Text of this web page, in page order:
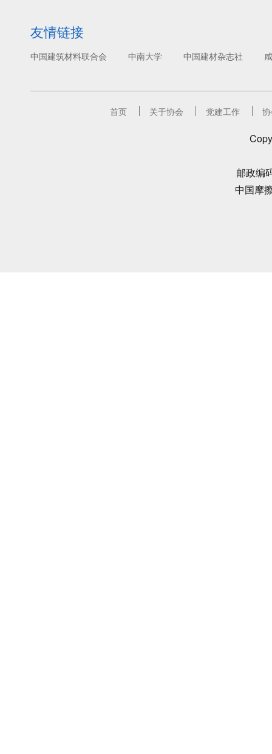
友情链接
中国建筑材料联合会 中南大学 中国建材杂志社
首页 关于协会 党建工作
邮政编
中国摩